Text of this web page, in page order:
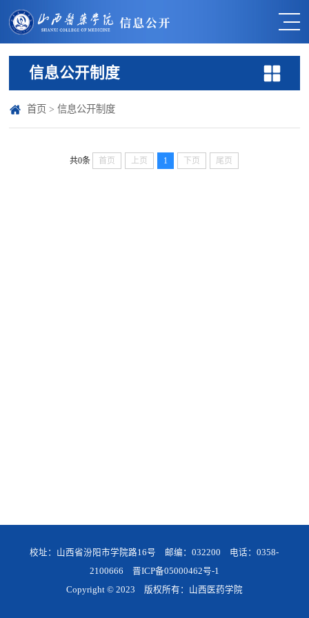
信息公开制度
首页 > 信息公开制度
共0条 首页 上页 1 下页 尾页
校址：山西省汾阳市学院路16号 邮编：032200 电话：0358-
2100666 晋ICP备05000462号-1
Copyright © 2023 版权所有：山西医药学院